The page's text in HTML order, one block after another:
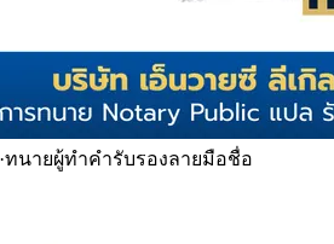
·ทนายผู้ทำคำรับรองลายมือชื่อ